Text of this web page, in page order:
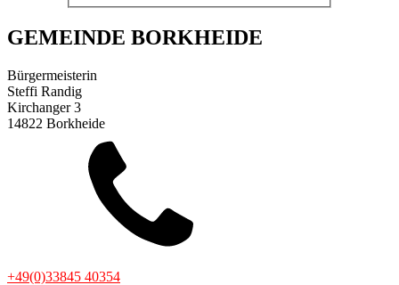
GEMEINDE BORKHEIDE
Bürgermeisterin
Steffi Randig
Kirchanger 3
14822 Borkheide
+49(0)33845 40354